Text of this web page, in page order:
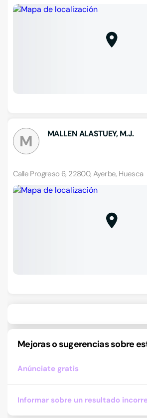
M MALLEN ALASTUEY, M.J.
Calle Progreso 6, 22800, Ayerbe, Huesca
Mejoras o sugerencias sobre
Anúnciate gratis
Informar sobre un resultado